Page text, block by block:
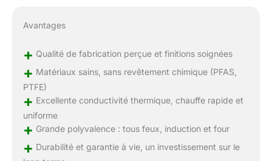
Avantages
+ Qualité de fabrication perçue et finitions soignées
+ Matériaux sains, sans revêtement chimique (PFAS,
PTFE)
+ Excellente conductivité thermique, chauffe rapide et
uniforme
+ Grande polyvalence : tous feux, induction et four
+ Durabilité et garantie à vie, un investissement sur le